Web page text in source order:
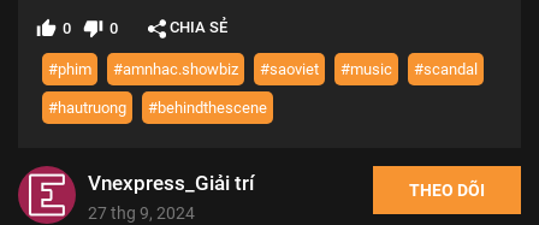
0 0 CHIA SẺ
#phim #amnhac.showbiz #saoviet #music #scandal
#hautruong #behindthescene
Vnexpress_Giải trí
27 thg 9, 2024
THEO DÕI